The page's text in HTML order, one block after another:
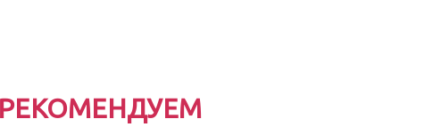
РЕКОМЕНДУЕМ